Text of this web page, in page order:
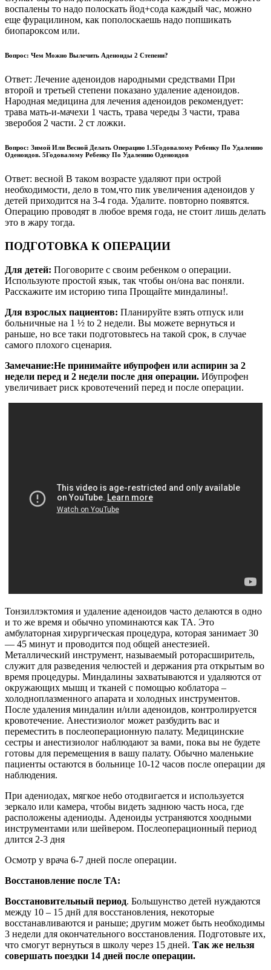
воспалены то надо полоскать йод+сода каждый час, можно
еще фурацилином, как пополоскаешь надо попшикать
биопароксом или.
Вопрос: Чем Можно Вылечить Аденоиды 2 Степени?
Ответ: Лечение аденоидов народными средствами При
второй и третьей степени показано удаление аденоидов.
Народная медицина для лечения аденоидов рекомендует:
трава мать-и-мачехи 1 часть, трава череды 3 части, трава
зверобоя 2 части. 2 ст ложки.
Вопрос: Зимой Или Весной Делать Операцию 1.5Годовалому Ребенку По Удалению
Оденоидов. 5Годовалому Ребенку По Удалению Оденоидов
Ответ: весной В таком возрасте удаляют при острой
необходимости, дело в том,что пик увеличения аденоидов у
детей приходится на 3-4 года. Удалите. повторно появятся.
Операцию проводят в любое время года, не стоит лишь делать
это в жару тогда.
ПОДГОТОВКА К ОПЕРАЦИИ
Для детей: Поговорите с своим ребенком о операции.
Используюте простой язык, так чтобы он/она вас поняли.
Расскажите им историю типа Прощайте миндалины!.
Для взрослых пациентов: Планируйте взять отпуск или
больничные на 1 ½ to 2 недели. Вы можете вернуться и
раньше, но все таки подготовьтесь на такой срок, в случае
самого плохого сценария.
Замечание:Не принимайте ибупрофен или аспирин за 2
недели перед и 2 недели после дня операции. Ибупрофен
увеличивает риск кровотечений перед и после операции.
Тонзиллэктомия и удаление аденоидов часто делаются в одно
и то же время и обычно упоминаются как TA. Это
амбулаторная хирургическая процедура, которая занимает 30
— 45 минут и проводится под общей анестезией.
Металлический инструмент, называемый роторасширитель,
служит для разведения челюстей и держания рта открытым во
время процедуры. Миндалины захватываются и удаляются от
окружающих мышц и тканей с помощью коблатора –
холодноплазменного апарата и холодных инструментов.
После удаления миндалин и/или аденоидов, контролируется
кровотечение. Анестизиолог может разбудить вас и
переместить в послеоперационную палату. Медицинские
сестры и анестизиолог наблюдают за вами, пока вы не будете
готовы для перемещения в вашу палату. Обычно маленькие
пациенты остаются в больнице 10-12 часов после операции дя
наблюдения.
При адениодах, мягкое небо отодвигается и используется
зеркало или камера, чтобы видеть заднюю часть носа, где
расположены адениоды. Аденоиды устраняются хоодными
инструментами или шейвером. Послеоперационный период
длится 2-3 дня
Осмотр у врача 6-7 дней после операции.
Восстановление после TA:
Восстановительный период. Большунство детей нуждаются
между 10 – 15 днй для восстановления, некоторые
восстанавливаются и раньше; другим может быть необходимы
3 недели для окончательного восстановления. Подготовьте их,
что смогут вернуться в школу через 15 дней. Так же нельзя
совершать поездки 14 дней после операции.